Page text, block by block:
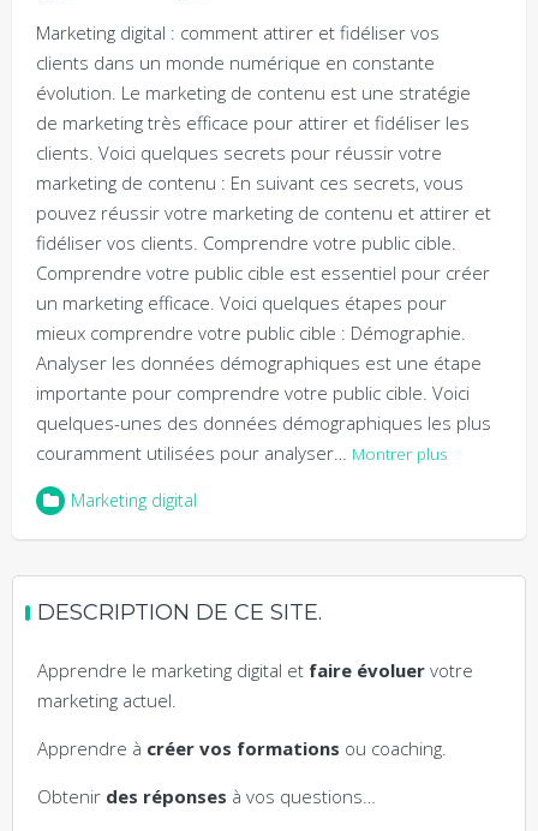
Marketing digital : comment attirer et fidéliser vos
clients dans un monde numérique en constante
évolution. Le marketing de contenu est une stratégie
de marketing très efficace pour attirer et fidéliser les
clients. Voici quelques secrets pour réussir votre
marketing de contenu : En suivant ces secrets, vous
pouvez réussir votre marketing de contenu et attirer et
fidéliser vos clients. Comprendre votre public cible.
Comprendre votre public cible est essentiel pour créer
un marketing efficace. Voici quelques étapes pour
mieux comprendre votre public cible : Démographie.
Analyser les données démographiques est une étape
importante pour comprendre votre public cible. Voici
quelques-unes des données démographiques les plus
couramment utilisées pour analyser… Montrer plus
Marketing digital
DESCRIPTION DE CE SITE.
Apprendre le marketing digital et faire évoluer votre
marketing actuel.
Apprendre à créer vos formations ou coaching.
Obtenir des réponses à vos questions…